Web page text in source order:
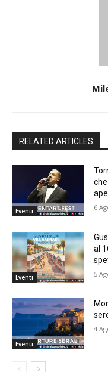
RELATED ARTICLES
Eventi 6
Eventi
al
5
Eventi
4